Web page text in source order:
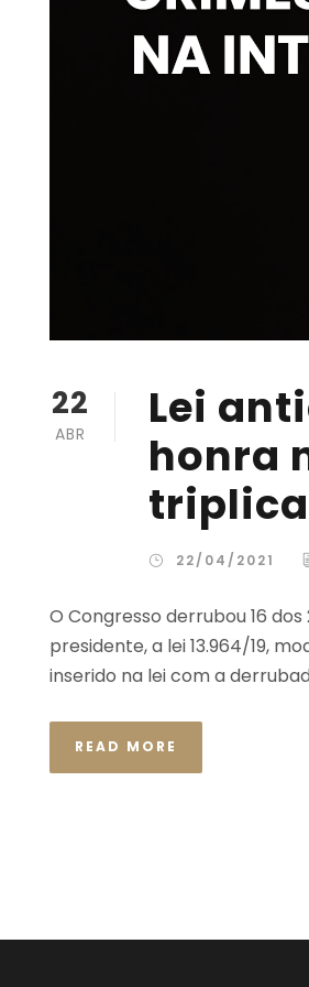
22
ABR
Lei
honra
22/04/2021
O Congresso derrubou 16
presidente, a lei 13.964/19,
inserido na lei com a
READ MORE